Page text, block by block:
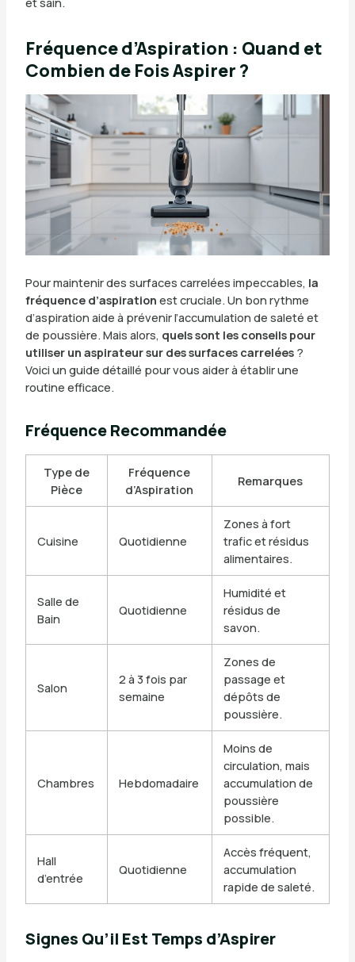
Fréquence d’Aspiration : Quand et
Combien de Fois Aspirer ?
Pour maintenir des surfaces carrelées impeccables, la
fréquence d’aspiration est cruciale. Un bon rythme
d’aspiration aide à prévenir l’accumulation de saleté et
de poussière. Mais alors, quels sont les conseils pour
utiliser un aspirateur sur des surfaces carrelées?
Voici un guide détaillé pour vous aider à établir une
routine efficace.
Fréquence Recommandée
Type de
Pièce
Fréquence
d’Aspiration
Remarques
Cuisine Quotidienne
Zones à fort
trafic et résidus
alimentaires.
Salle de
Bain
Quotidienne
Humidité et
résidus de
savon.
Salon
2 à 3 fois par
semaine
Zones de
passage et
dépôts de
poussière.
Chambres Hebdomadaire
Moins de
circulation, mais
accumulation de
poussière
possible.
Hall
d’entrée
Quotidienne
Accès fréquent,
accumulation
rapide de saleté.
Signes Qu’il Est Temps d’Aspirer